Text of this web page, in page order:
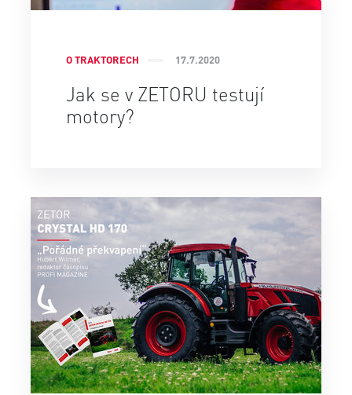
O TRAKTORECH 17.7.2020
Jak se v ZETORU testují
motory?